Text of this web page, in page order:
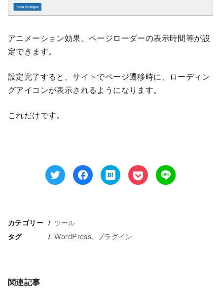
アニメーション効果、ページローダーの表示時間等が設
定できます。
設定完了すると、サイトでページ遷移時に、ローディン
グアイコンが表示されるようになります。
これだけです。
カテゴリー ツール
タグ WordPress プラグイン
関連記事